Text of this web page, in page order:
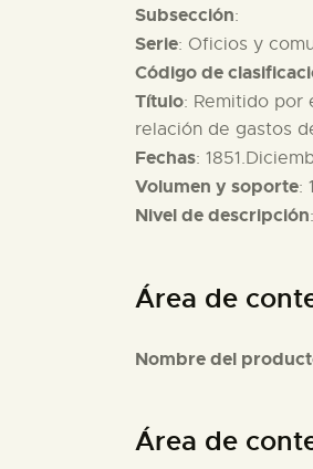
Subsección:
Serie: Oficios y
Código de
Título: Remitido por
relación de gastos
Fechas:
Volumen y soporte: 1
Nivel de descripción
Área de
Nombre del
Área de